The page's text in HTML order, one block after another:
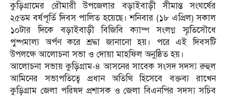
কুড়িগ্রামের রৌমারী উপজেলার বড়াইবাড়ী সীমান্ত সংঘর্ষের
২৫তম বর্ষপূর্তি দিবস পালিত হয়েছে। শনিবার (১৮ এপ্রিল) সকাল
১০টার দিকে বড়াইবাড়ী বিজিবি ক্যাম্প সংলগ্ন স্মৃতিসৌধে
পুষ্পমাল্য অর্পণ করে শ্রদ্ধা জানানো হয়। পরে এই দিবসটি
উপলক্ষে আলোচনা সভা ও দোয়া মাহফিল অনুষ্ঠিত হয়।
আলোচনা সভায় কুড়িগ্রাম-৪ আসনের সাবেক সংসদ সদস্য রুহুল
আমিনের সভাপতিত্বে প্রধান অতিথি হিসেবে বক্তব্য রাখেন
কুড়িগ্রাম জেলা পরিষদ প্রশাসক ও জেলা বিএনপির সদস্য সচিব